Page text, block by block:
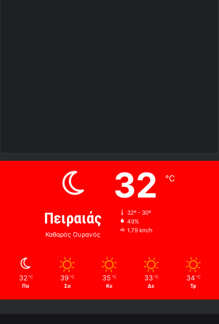
Πειραιάς
Καθαρός Ουρανός
32 ℃
32º - 30º
49%
1.79 km/h
32 ℃
Πα
39 ℃
Σα
35 ℃
Κυ
33 ℃
Δε
34 ℃
Τρ